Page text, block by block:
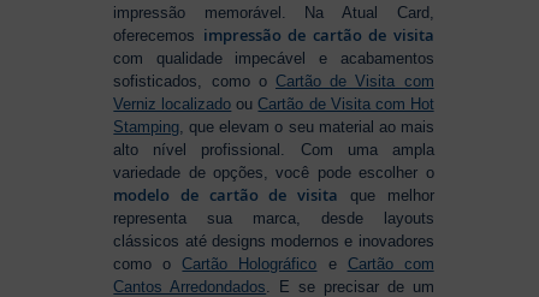
impressão memorável. Na Atual Card,
oferecemos impressão de cartão de visita
com qualidade impecável e acabamentos
sofisticados, como o Cartão de Visita com
Verniz localizado ouCartão de Visita com Hot
Stamping , que elevam o seu material ao mais
alto nível profissional. Com uma ampla
variedade de opções, você pode escolher o
modelo de cartão de visita que melhor
representa sua marca, desde layouts
clássicos até designs modernos e inovadores
como oCartão Holográfico e Cartão com
Cantos Arredondados . E se precisar de um